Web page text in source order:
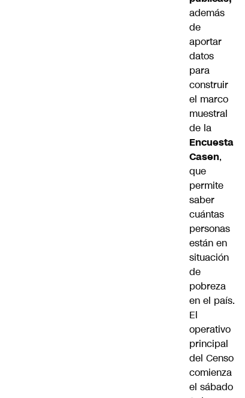
además
de
aportar
datos
para
construir
el marco
muestral
de la
Encuesta
Casen,
que
permite
saber
cuántas
personas
están en
situación
de
pobreza
en el país.
El
operativo
principal
del Censo
comienza
el sábado